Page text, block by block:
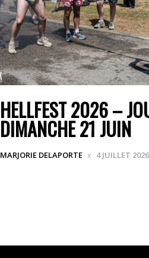
HELLFEST 2026 –
DIMANCHE 21 JUIN
MARJORIE DELAPORTE 4 JUILLET 2026